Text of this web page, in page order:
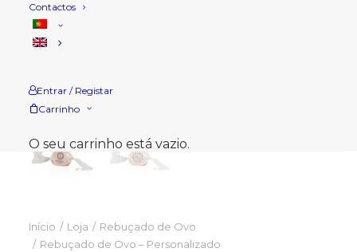
Contactos
Entrar / Registar
Carrinho
O seu carrinho está vazio.
Início Loja
Rebuçado de Ovo
Rebuçado de Ovo – Personalizado